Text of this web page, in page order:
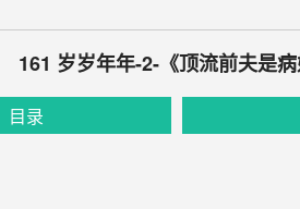
161 岁岁年年-2-《顶流前夫是病
目录